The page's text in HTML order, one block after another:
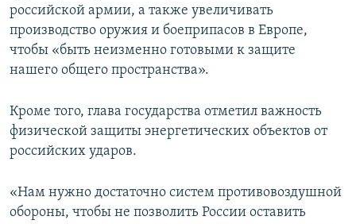
российской армии, а также увеличивать
производство оружия и боеприпасов в Европе,
чтобы «быть неизменно готовыми к защите
нашего общего пространства».
Кроме того, глава государства отметил важность
физической защиты энергетических объектов от
российских ударов.
«Нам нужно достаточно систем противовоздушной
обороны, чтобы не позволить России оставить